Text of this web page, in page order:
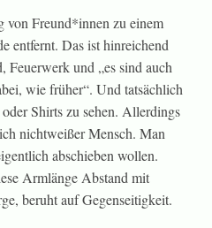
von Freund*innen zu einem
entfernt. Das ist hinreichend
Feuerwerk und „es sind auch
wie früher“. Und tatsächlich
Shirts zu sehen. Allerdings
nichtweißer Mensch. Man
abschieben wollen.
Armlänge Abstand mit
beruht auf Gegenseitigkeit.